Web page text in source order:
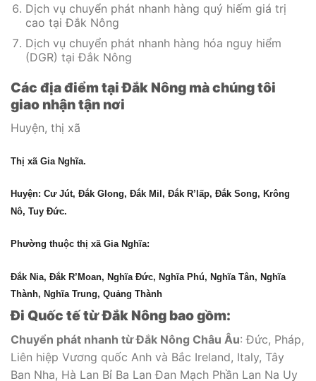
Dịch vụ chuyển phát nhanh hàng quý hiếm giá trị
cao tại Đắk Nông
Dịch vụ chuyển phát nhanh hàng hóa nguy hiểm
(DGR) tại Đắk Nông
Các địa điểm tại Đắk Nông mà chúng tôi
giao nhận tận nơi
Huyện, thị xã
Thị xã Gia Nghĩa.
Huyện: Cư Jút, Đắk Glong, Đắk Mil, Đắk R’lấp, Đắk Song, Krông
Nô, Tuy Đức.
Phường thuộc thị xã Gia Nghĩa:
Đắk Nia, Đắk R’Moan, Nghĩa Đức, Nghĩa Phú, Nghĩa Tân, Nghĩa
Thành, Nghĩa Trung, Quảng Thành
Đi Quốc tế từ Đắk Nông bao gồm:
Chuyển phát nhanh từ Đắk Nông Châu Âu: Đức, Pháp,
Liên hiệp Vương quốc Anh và Bắc Ireland, Italy, Tây
Ban Nha, Hà Lan Bỉ Ba Lan Đan Mạch Phần Lan Na Uy